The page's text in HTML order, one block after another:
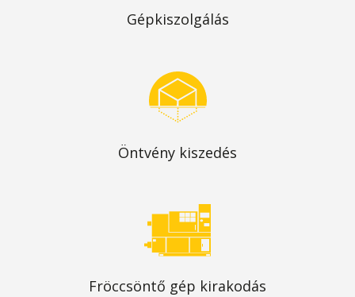
Gépkiszolgálás
Öntvény kiszedés
Fröccsöntő gép kirakodás